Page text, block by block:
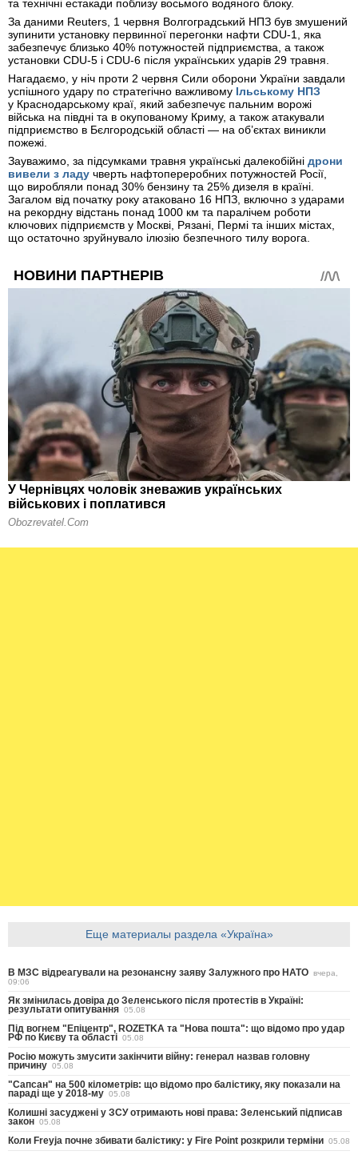
та технічні естакади поблизу восьмого водяного блоку.
За даними Reuters, 1 червня Волгоградський НПЗ був змушений
зупинити установку первинної перегонки нафти CDU-1, яка
забезпечує близько 40% потужностей підприємства, а також
установки CDU-5 і CDU-6 після українських ударів 29 травня.
Нагадаємо, у ніч проти 2 червня Сили оборони України завдали
успішного удару по стратегічно важливому Ільському НПЗ
у Краснодарському краї, який забезпечує пальним ворожі
війська на півдні та в окупованому Криму, а також атакували
підприємство в Бєлгородській області — на об’єктах виникли
пожежі.
Зауважимо, за підсумками травня українські далекобійні дрони
вивели з ладу чверть нафтопереробних потужностей Росії,
що виробляли понад 30% бензину та 25% дизеля в країні.
Загалом від початку року атаковано 16 НПЗ, включно з ударами
на рекордну відстань понад 1000 км та паралічем роботи
ключових підприємств у Москві, Рязані, Пермі та інших містах,
що остаточно зруйнувало ілюзію безпечного тилу ворога.
Еще материалы раздела «Україна»
В МЗС відреагували на резонансну заяву Залужного про НАТО вчера,
09:06
Як змінилась довіра до Зеленського після протестів в Україні:
результати опитування 05.08
Під вогнем "Епіцентр", ROZETKA та "Нова пошта": що відомо про удар
РФ по Києву та області 05.08
Росію можуть змусити закінчити війну: генерал назвав головну
причину 05.08
"Сапсан" на 500 кілометрів: що відомо про балістику, яку показали на
параді ще у 2018-му 05.08
Колишні засуджені у ЗСУ отримають нові права: Зеленський підписав
закон 05.08
Коли Freyja почне збивати балістику: у Fire Point розкрили терміни 05.08